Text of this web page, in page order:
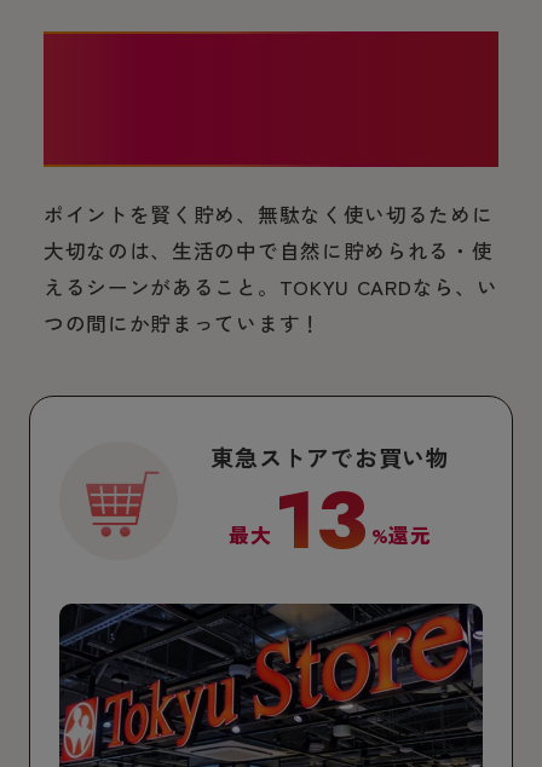
ポイントを賢く貯め、無駄なく使い切るために
大切なのは、生活の中で自然に貯められる・使
えるシーンがあること。TOKYU CARDなら、い
つの間にか貯まっています！
東急ストアでお買い物
最大 13 %還元